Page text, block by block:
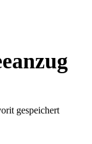
gespeichert